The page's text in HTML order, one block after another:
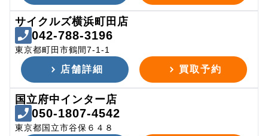
サイクルズ横浜町田店
042-788-3196
東京都町田市鶴間7-1-1
店舗詳細 買取予約
国立府中インター店
050-1807-4542
東京都国立市谷保６４８